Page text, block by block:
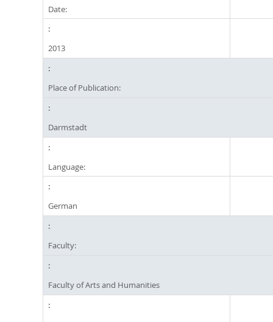
Date:
2013
Place of Publication:
Darmstadt
Language:
German
Faculty:
Faculty of Arts and Humanities